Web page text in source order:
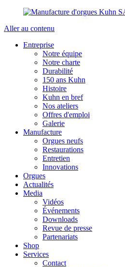
Aller au contenu
Entreprise
Notre équipe
Notre charte
Durabilité
150 ans Kuhn
Histoire
Kuhn en bref
Nos ateliers
Offres d'emploi
Galerie
Manufacture
Orgues neufs
Restaurations
Entretien
Innovations
Orgues
Actualités
Media
Vidéos
Événements
Downloads
Revue de presse
Partenariats
Shop
Services
Contact